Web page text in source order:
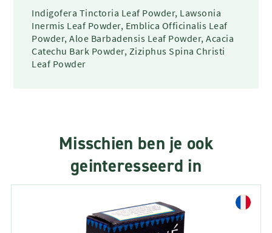
Indigofera Tinctoria Leaf Powder, Lawsonia
Inermis Leaf Powder, Emblica Officinalis Leaf
Powder, Aloe Barbadensis Leaf Powder, Acacia
Catechu Bark Powder, Ziziphus Spina Christi
Leaf Powder
Misschien ben je ook
geinteresseerd in